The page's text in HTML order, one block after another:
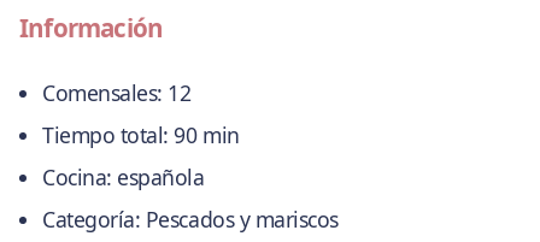
Información
Comensales: 12
Tiempo total: 90 min
Cocina: española
Categoría: Pescados y mariscos